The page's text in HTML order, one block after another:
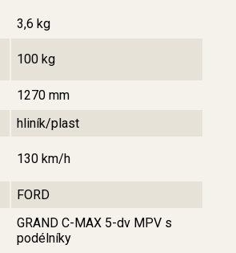
3,6 kg
100 kg
1270 mm
hliník/plast
130 km/h
FORD
GRAND C-MAX 5-dv MPV s
podélníky